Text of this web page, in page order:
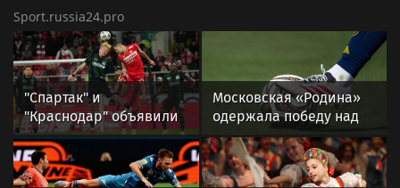
Sport.russia24.pro
"Спартак" и
"Краснодар" объявили
стартовые составы на
матч 3-го тура РПЛ
Московская «Родина»
одержала победу над
«Зенитом» со счетом 2:1
в матче РПЛ